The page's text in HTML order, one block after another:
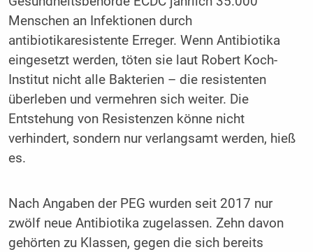
Menschen an Infektionen durch
antibiotikaresistente Erreger. Wenn Antibiotika
eingesetzt werden, töten sie laut Robert Koch-
Institut nicht alle Bakterien – die resistenten
überleben und vermehren sich weiter. Die
Entstehung von Resistenzen könne nicht
verhindert, sondern nur verlangsamt werden, hieß
es.
Nach Angaben der PEG wurden seit 2017 nur
zwölf neue Antibiotika zugelassen. Zehn davon
gehörten zu Klassen, gegen die sich bereits